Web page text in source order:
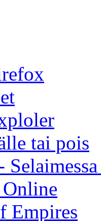
tai pois
Online
Empires